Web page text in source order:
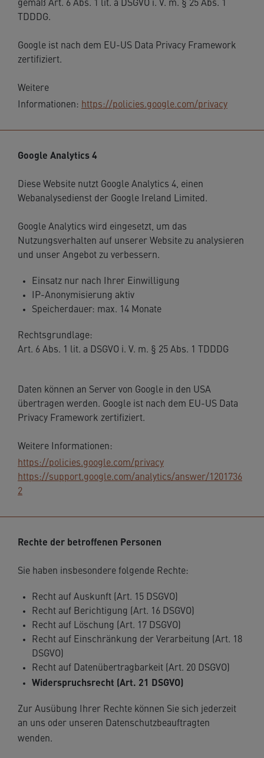
gemäß Art. 6 Abs. 1 lit. a DSGVO i. V. m. § 25 Abs. 1
TDDDG.
Google ist nach dem EU-US Data Privacy Framework
zertifiziert.
Weitere
Informationen: https://policies.google.com/privacy
Google Analytics 4
Diese Website nutzt Google Analytics 4, einen
Webanalysedienst der Google Ireland Limited.
Google Analytics wird eingesetzt, um das
Nutzungsverhalten auf unserer Website zu analysieren
und unser Angebot zu verbessern.
Einsatz nur nach Ihrer Einwilligung
IP-Anonymisierung aktiv
Speicherdauer: max. 14 Monate
Rechtsgrundlage:
Art. 6 Abs. 1 lit. a DSGVO i. V. m. § 25 Abs. 1 TDDDG
Daten können an Server von Google in den USA
übertragen werden. Google ist nach dem EU-US Data
Privacy Framework zertifiziert.
Weitere Informationen:
https://policies.google.com/privacy
https://support.google.com/analytics/answer/1201736
2
Rechte der betroffenen Personen
Sie haben insbesondere folgende Rechte:
Recht auf Auskunft (Art. 15 DSGVO)
Recht auf Berichtigung (Art. 16 DSGVO)
Recht auf Löschung (Art. 17 DSGVO)
Recht auf Einschränkung der Verarbeitung (Art. 18
DSGVO)
Recht auf Datenübertragbarkeit (Art. 20 DSGVO)
Widerspruchsrecht (Art. 21 DSGVO)
Zur Ausübung Ihrer Rechte können Sie sich jederzeit
an uns oder unseren Datenschutzbeauftragten
wenden.